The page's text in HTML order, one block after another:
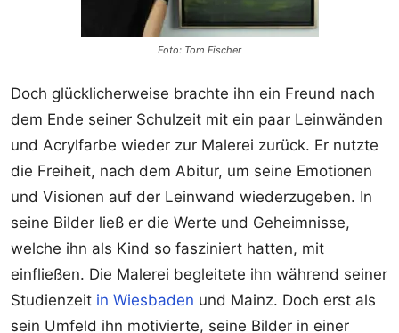
Foto: Tom Fischer
Doch glücklicherweise brachte ihn ein Freund nach
dem Ende seiner Schulzeit mit ein paar Leinwänden
und Acrylfarbe wieder zur Malerei zurück. Er nutzte
die Freiheit, nach dem Abitur, um seine Emotionen
und Visionen auf der Leinwand wiederzugeben. In
seine Bilder ließ er die Werte und Geheimnisse,
welche ihn als Kind so fasziniert hatten, mit
einfließen. Die Malerei begleitete ihn während seiner
Studienzeit in Wiesbaden und Mainz. Doch erst als
sein Umfeld ihn motivierte, seine Bilder in einer